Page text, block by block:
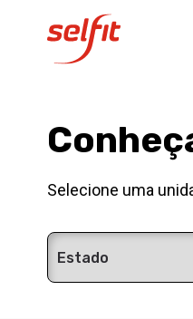
Selecione uma